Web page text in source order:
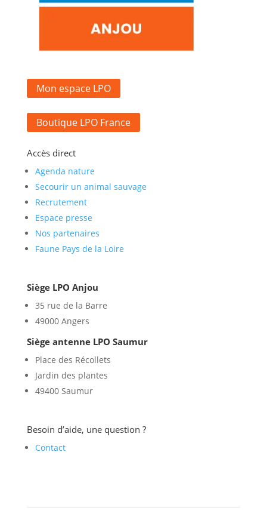
Mon espace LPO
Boutique LPO France
Accès direct
Agenda nature
Secourir un animal sauvage
Recrutement
Espace presse
Nos partenaires
Faune Pays de la Loire
Siège LPO Anjou
35 rue de la Barre
49000 Angers
Siège antenne LPO Saumur
Place des Récollets
Jardin des plantes
49400 Saumur
Besoin d’aide, une question ?
Contact